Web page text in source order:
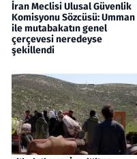
İran Meclisi Ulusal Güvenlik
Komisyonu Sözcüsü: Umman
ile mutabakatın genel
çerçevesi neredeyse
şekillendi